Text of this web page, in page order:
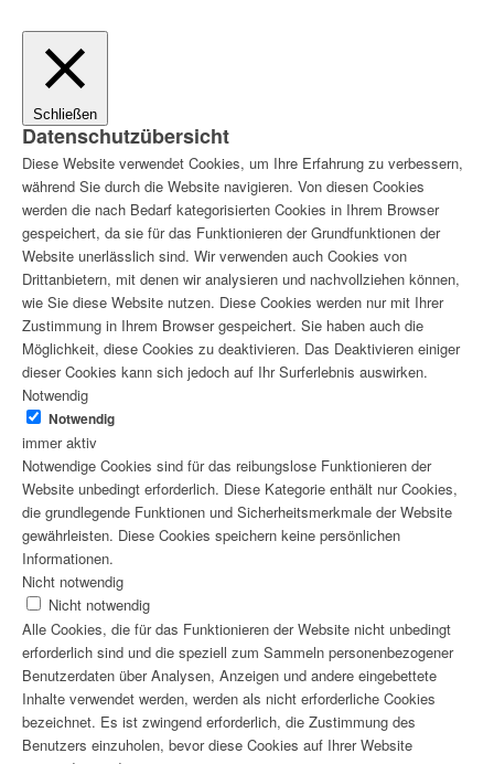
Schließen
Datenschutzübersicht
Diese Website verwendet Cookies, um Ihre Erfahrung zu verbessern,
während Sie durch die Website navigieren. Von diesen Cookies
werden die nach Bedarf kategorisierten Cookies in Ihrem Browser
gespeichert, da sie für das Funktionieren der Grundfunktionen der
Website unerlässlich sind. Wir verwenden auch Cookies von
Drittanbietern, mit denen wir analysieren und nachvollziehen können,
wie Sie diese Website nutzen. Diese Cookies werden nur mit Ihrer
Zustimmung in Ihrem Browser gespeichert. Sie haben auch die
Möglichkeit, diese Cookies zu deaktivieren. Das Deaktivieren einiger
dieser Cookies kann sich jedoch auf Ihr Surferlebnis auswirken.
Notwendig
Notwendig
immer aktiv
Notwendige Cookies sind für das reibungslose Funktionieren der
Website unbedingt erforderlich. Diese Kategorie enthält nur Cookies,
die grundlegende Funktionen und Sicherheitsmerkmale der Website
gewährleisten. Diese Cookies speichern keine persönlichen
Informationen.
Nicht notwendig
Nicht notwendig
Alle Cookies, die für das Funktionieren der Website nicht unbedingt
erforderlich sind und die speziell zum Sammeln personenbezogener
Benutzerdaten über Analysen, Anzeigen und andere eingebettete
Inhalte verwendet werden, werden als nicht erforderliche Cookies
bezeichnet. Es ist zwingend erforderlich, die Zustimmung des
Benutzers einzuholen, bevor diese Cookies auf Ihrer Website